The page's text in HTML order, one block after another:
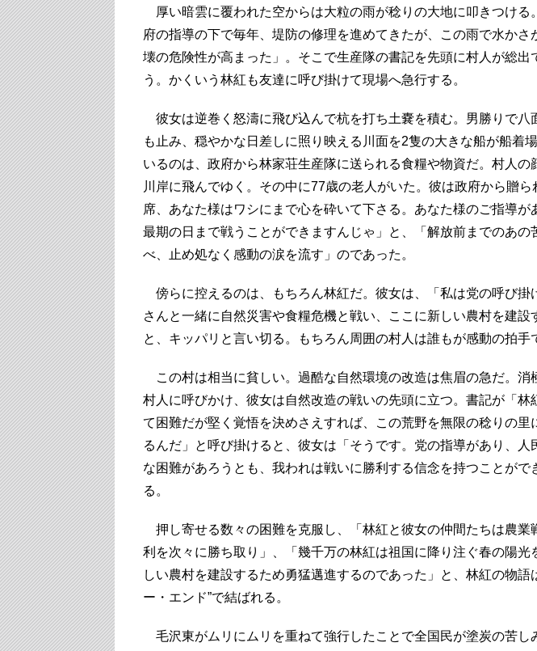
厚い暗雲に覆われた空からは大粒の雨が稔りの大地に叩きつける
府の指導の下で毎年、堤防の修理を進めてきたが、この雨で水かさ
壊の危険性が高まった」。そこで生産隊の書記を先頭に村人が総出
う。かくいう林紅も友達に呼び掛けて現場へ急行する。
彼女は逆巻く怒濤に飛び込んで杭を打ち土嚢を積む。男勝りで八
も止み、穏やかな日差しに照り映える川面を2隻の大きな船が船着
いるのは、政府から林家荘生産隊に送られる食糧や物資だ。村人の
川岸に飛んでゆく。その中に77歳の老人がいた。彼は政府から贈
席、あなた様はワシにまで心を砕いて下さる。あなた様のご指導が
最期の日まで戦うことができますんじゃ」と、「解放前までのあの
べ、止め処なく感動の涙を流す」のであった。
傍らに控えるのは、もちろん林紅だ。彼女は、「私は党の呼び掛
さんと一緒に自然災害や食糧危機と戦い、ここに新しい農村を建設
と、キッパリと言い切る。もちろん周囲の村人は誰もが感動の拍手
この村は相当に貧しい。過酷な自然環境の改造は焦眉の急だ。消
村人に呼びかけ、彼女は自然改造の戦いの先頭に立つ。書記が「林
て困難だが堅く覚悟を決めさえすれば、この荒野を無限の稔りの里
るんだ」と呼び掛けると、彼女は「そうです。党の指導があり、人
な困難があろうとも、我われは戦いに勝利する信念を持つことがで
る。
押し寄せる数々の困難を克服し、「林紅と彼女の仲間たちは農業
利を次々に勝ち取り」、「幾千万の林紅は祖国に降り注ぐ春の陽光
しい農村を建設するため勇猛邁進するのであった」と、林紅の物語
ー・エンド”で結ばれる。
毛沢東がムリにムリを重ねて強行したことで全国民が塗炭の苦し